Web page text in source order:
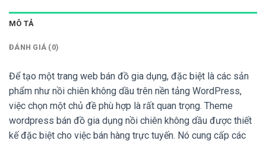
MÔ TẢ
ĐÁNH GIÁ (0)
Để tạo một trang web bán đồ gia dụng, đặc biệt là các sản
phẩm như nồi chiên không dầu trên nền tảng WordPress,
việc chọn một chủ đề phù hợp là rất quan trọng. Theme
wordpress bán đồ gia dụng nồi chiên không dầu được thiết
kế đặc biệt cho việc bán hàng trực tuyến. Nó cung cấp các